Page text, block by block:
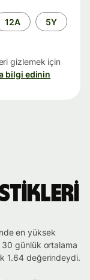
12A 5Y
gizlemek için
bilgi edinin
en yüksek
günlük ortalama
1.64 değerindeydi.